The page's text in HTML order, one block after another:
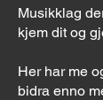
Musikklag
kjem dit og
Her har me
bidra enno